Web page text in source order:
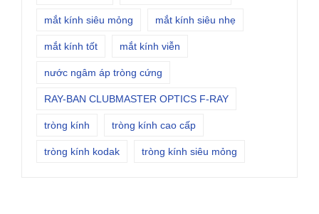
mắt kính siêu mỏng mắt kính siêu nhẹ
mắt kính tốt mắt kính viễn
nước ngâm áp tròng cứng
RAY-BAN CLUBMASTER OPTICS F-RAY
tròng kính tròng kính cao cấp
tròng kính kodak tròng kính siêu mỏng